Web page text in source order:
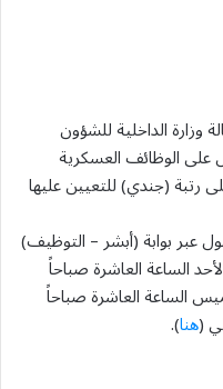
وزارة الداخلية للشؤون
على الوظائف العسكرية
رتبة (جندي) للتعيين عليها
عبر بوابة (أبشر – التوظيف)
الساعة العاشرة صباحاً
يوم الخميس الساعة العاشرة صباحاً
هنا).